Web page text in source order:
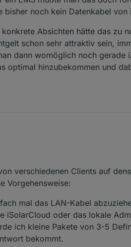
noch kein Datenkabel von
Absichten hätte das zu
schon sehr attraktiv sein,
dann womöglich noch gerade
optimal hinzubekommen und
4 Datenpunkte ausgelesen und den
schließt er die Verbindung. Siehe
on purpose.
of the current request.
with error
verschiedenen Clients auf
Vorgehensweise:
mal das LAN-Kabel
iSolarCloud oder das lokale
ich kleine Pakete von 3-5
bekommt.